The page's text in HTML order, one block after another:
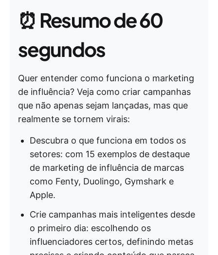
⏰ Resumo de 60
segundos
Quer entender como funciona o marketing
de influência? Veja como criar campanhas
que não apenas sejam lançadas, mas que
realmente se tornem virais:
Descubra o que funciona em todos os
setores: com 15 exemplos de destaque
de marketing de influência de marcas
como Fenty, Duolingo, Gymshark e
Apple.
Crie campanhas mais inteligentes desde
o primeiro dia: escolhendo os
influenciadores certos, definindo metas